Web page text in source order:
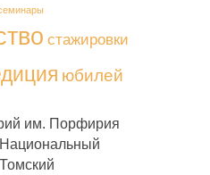
стажировки
юбилей
им. Порфирия